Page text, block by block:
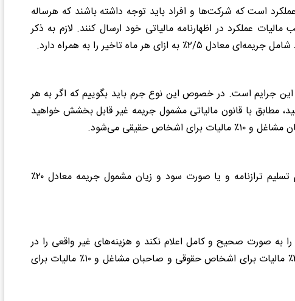
است که شرکت‌ها و افراد باید توجه داشته باشند که هرساله
عملکرد در اظهارنامه مالیاتی خود ارسال کنند. لازم به ذکر
هر ماه تاخیر را به همراه دارد.
این جرایم است. در خصوص این نوع جرم باید بگوییم که اگر به هر
مطابق با قانون مالیاتی مشمول جریمه غیر قابل بخشش خواهید
مطابق با قانون مالیات‌های مستقیم مودی در صورت عدم تسلیم ترازنامه و یا صورت سود و زیان مشمول جریمه معادل ۲۰٪
را به صورت صحیح و کامل اعلام نکند و هزینه‌های غیر واقعی را در
اظهارنامه مالیاتی خود بنویسد، مشمول جریمه‌ای معادل ۳۰٪ مالیات برای اشخاص حقوقی و صاحبان مشاغل و ۱۰٪ مالیات برای